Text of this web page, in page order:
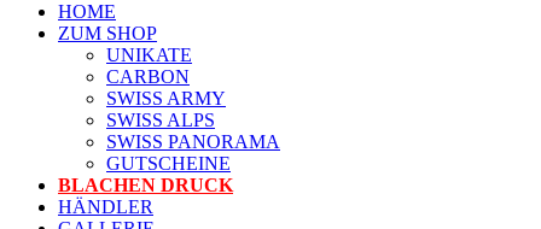
HOME
ZUM SHOP
UNIKATE
CARBON
SWISS ARMY
SWISS ALPS
SWISS PANORAMA
GUTSCHEINE
BLACHEN DRUCK
HÄNDLER